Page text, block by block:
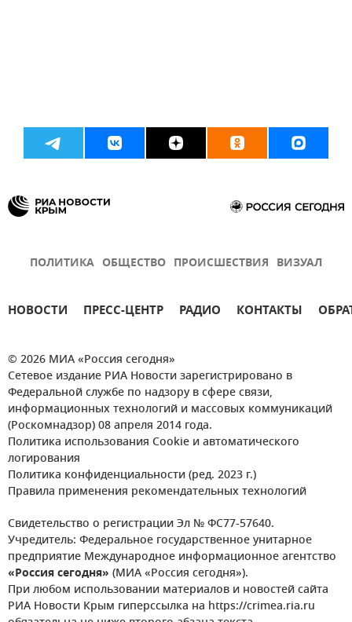
ПОЛИТИКА ОБЩЕСТВО ПРОИСШЕСТВИЯ ВИЗУАЛ
НОВОСТИ ПРЕСС-ЦЕНТР РАДИО КОНТАКТЫ
© 2026 МИА «Россия сегодня»
Сетевое издание РИА Новости зарегистрировано в
Федеральной службе по надзору в сфере связи,
информационных технологий и массовых коммуникаций
(Роскомнадзор) 08 апреля 2014 года.
Политика использования Cookie и автоматического
логирования
Политика конфиденциальности (ред. 2023 г.)
Правила применения рекомендательных технологий
Свидетельство о регистрации Эл № ФС77-57640.
Учредитель: Федеральное государственное унитарное
предприятие Международное информационное агентство
«Россия сегодня» (МИА «Россия сегодня»).
При любом использовании материалов и новостей сайта
РИА Новости Крым гиперссылка на https://crimea.ria.ru